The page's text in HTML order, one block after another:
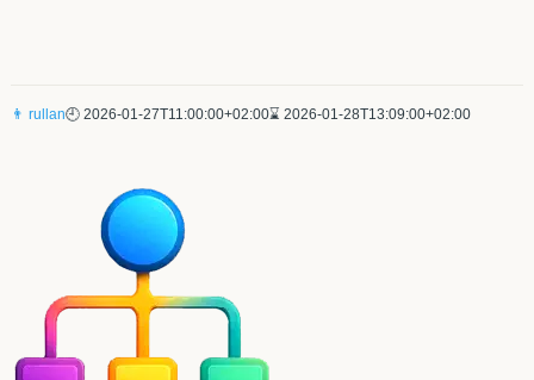
👨 rullan🕘 2026-01-27T11:00:00+02:00⌛ 2026-01-28T13:09:00+02:00